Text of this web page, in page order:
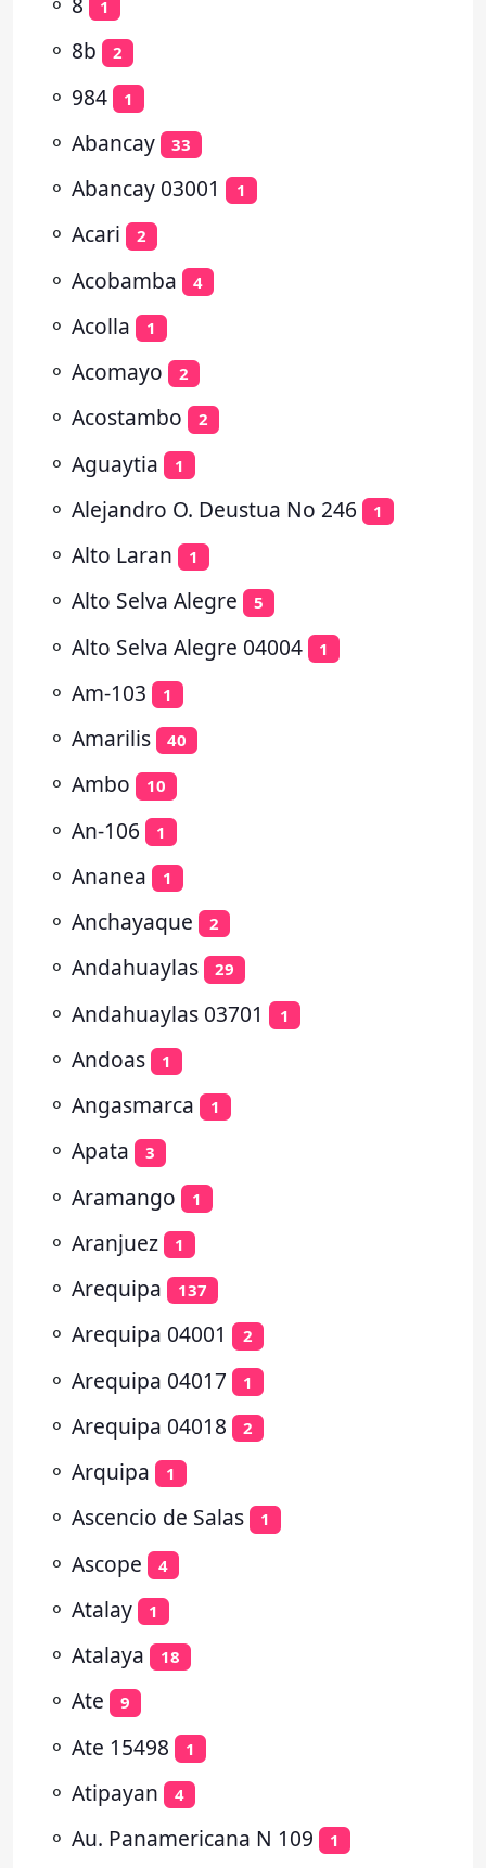
1
⚬ 8b 2
⚬ 984 1
⚬ Abancay 33
⚬ Abancay 03001 1
⚬ Acari 2
⚬ Acobamba 4
⚬ Acolla 1
⚬ Acomayo 2
⚬ Acostambo 2
⚬ Aguaytia 1
⚬ Alejandro O. Deustua No 246 1
⚬ Alto Laran 1
⚬ Alto Selva Alegre 5
⚬ Alto Selva Alegre 04004 1
⚬ Am-103 1
⚬ Amarilis 40
⚬ Ambo 10
⚬ An-106 1
⚬ Ananea 1
⚬ Anchayaque 2
⚬ Andahuaylas 29
⚬ Andahuaylas 03701 1
⚬ Andoas 1
⚬ Angasmarca 1
⚬ Apata 3
⚬ Aramango 1
⚬ Aranjuez 1
⚬ Arequipa 137
⚬ Arequipa 04001 2
⚬ Arequipa 04017 1
⚬ Arequipa 04018 2
⚬ Arquipa 1
⚬ Ascencio de Salas 1
⚬ Ascope 4
⚬ Atalay 1
⚬ Atalaya 18
⚬ Ate 9
⚬ Ate 15498 1
⚬ Atipayan 4
⚬ Au. Panamericana N 109 1